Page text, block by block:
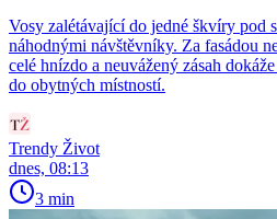
Vosy zalétávající do jedné škvíry pod
náhodnými návštěvníky. Za fasádou
celé hnízdo a neuvážený zásah
do obytných místností.
Trendy Život
dnes, 08:13
3 min